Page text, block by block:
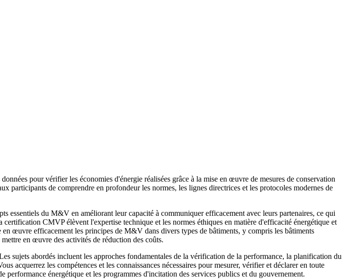
pour vérifier les économies d'énergie réalisées grâce à la mise en œuvre de mesures de conservation
de comprendre en profondeur les normes, les lignes directrices et les protocoles modernes de
essentiels du M&V en améliorant leur capacité à communiquer efficacement avec leurs partenaires, ce qui
CMVP élèvent l'expertise technique et les normes éthiques en matière d'efficacité énergétique et
œuvre efficacement les principes de M&V dans divers types de bâtiments, y compris les bâtiments
en œuvre des activités de réduction des coûts.
sujets abordés incluent les approches fondamentales de la vérification de la performance, la planification du
acquerrez les compétences et les connaissances nécessaires pour mesurer, vérifier et déclarer en toute
énergétique et les programmes d'incitation des services publics et du gouvernement.